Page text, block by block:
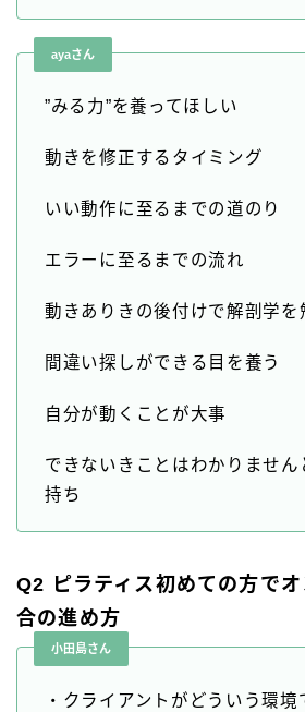
ayaさん
”みる力”を養ってほしい
動きを修正するタイミング
いい動作に至るまでの道のり
エラーに至るまでの流れ
動きありきの後付けで解剖学を
間違い探しができる目を養う
自分が動くことが大事
できないきことはわかりません
持ち
Q2 ピラティス初めての方で
合の進め方
小田島さん
・クライアントがどういう環